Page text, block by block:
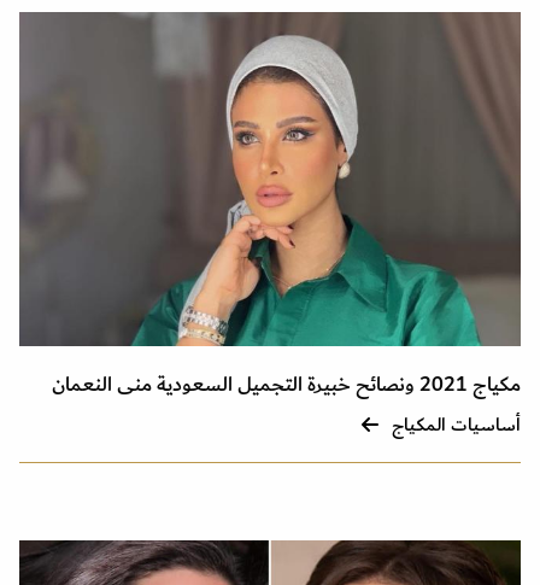
مكياج 2021 ونصائح خبيرة التجميل السعودية منى النعمان
أساسيات المكياج